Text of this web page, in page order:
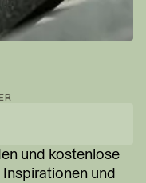
und kostenlose
und